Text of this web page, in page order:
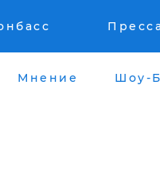
Мнение Шоу-